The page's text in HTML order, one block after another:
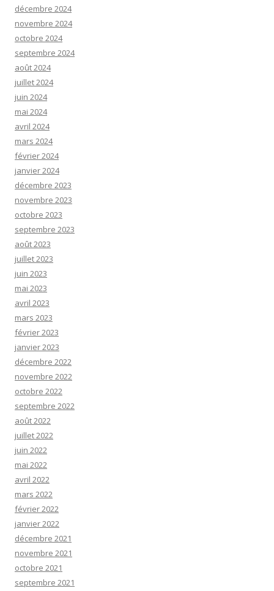
décembre 2024
novembre 2024
octobre 2024
septembre 2024
août 2024
juillet 2024
juin 2024
mai 2024
avril 2024
mars 2024
février 2024
janvier 2024
décembre 2023
novembre 2023
octobre 2023
septembre 2023
août 2023
juillet 2023
juin 2023
mai 2023
avril 2023
mars 2023
février 2023
janvier 2023
décembre 2022
novembre 2022
octobre 2022
septembre 2022
août 2022
juillet 2022
juin 2022
mai 2022
avril 2022
mars 2022
février 2022
janvier 2022
décembre 2021
novembre 2021
octobre 2021
septembre 2021